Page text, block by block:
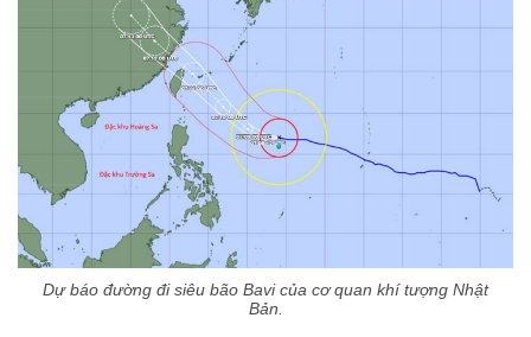
Dự báo đường đi siêu bão Bavi của cơ quan khí tượng Nhật
Bản.